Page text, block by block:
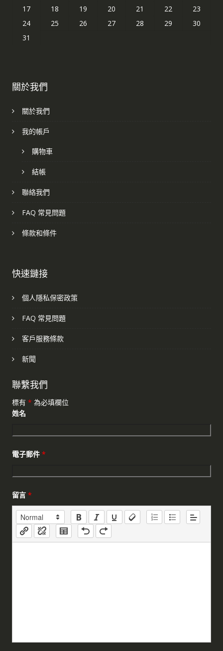
17
18 19 20 21 22
23
24
25 26 27 28 29
30
31
關於我們
關於我們
我的帳戶
購物車
結帳
聯絡我們
FAQ 常見問題
條款和條件
快速鏈接
個人隱私保密政策
FAQ 常見問題
客戶服務條款
新聞
聯繫我們
標有 * 為必填欄位
姓名
電子郵件 *
留言 *